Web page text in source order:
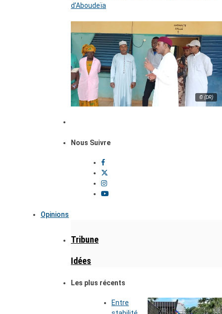
d’Aboudeïa
© (DR)
Nous Suivre
Opinions
Tribune
Idées
Les plus récents
Entre